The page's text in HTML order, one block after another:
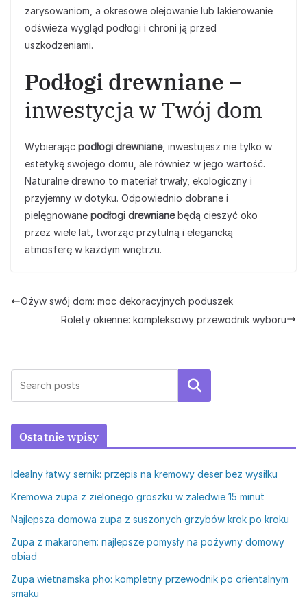
zarysowaniom, a okresowe olejowanie lub lakierowanie
odświeża wygląd podłogi i chroni ją przed
uszkodzeniami.
Podłogi drewniane –
inwestycja w Twój dom
Wybierając podłogi drewniane, inwestujesz nie tylko w
estetykę swojego domu, ale również w jego wartość.
Naturalne drewno to materiał trwały, ekologiczny i
przyjemny w dotyku. Odpowiednio dobrane i
pielęgnowane podłogi drewnianebędą cieszyć oko
przez wiele lat, tworząc przytulną i elegancką
atmosferę w każdym wnętrzu.
Ożyw swój dom: moc dekoracyjnych poduszek
Rolety okienne: kompleksowy przewodnik wyboru
Szukaj
Ostatnie wpisy
Idealny łatwy sernik: przepis na kremowy deser bez wysiłku
Kremowa zupa z zielonego groszku w zaledwie 15 minut
Najlepsza domowa zupa z suszonych grzybów krok po kroku
Zupa z makaronem: najlepsze pomysły na pożywny domowy
obiad
Zupa wietnamska pho: kompletny przewodnik po orientalnym
smaku